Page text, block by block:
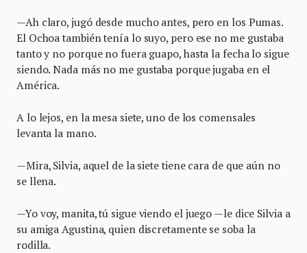
—Ah claro, jugó desde mucho antes, pero en los Pumas.
El Ochoa también tenía lo suyo, pero ese no me gustaba
tanto y no porque no fuera guapo, hasta la fecha lo sigue
siendo. Nada más no me gustaba porque jugaba en el
América.
A lo lejos, en la mesa siete, uno de los comensales
levanta la mano.
—Mira, Silvia, aquel de la siete tiene cara de que aún no
se llena.
—Yo voy, manita, tú sigue viendo el juego —le dice Silvia a
su amiga Agustina, quien discretamente se soba la
rodilla.